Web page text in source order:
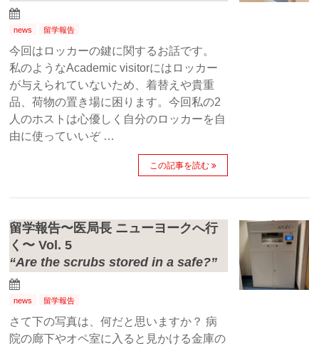
news 留学報告
今回はロッカーの鍵に関するお話です。
私のようなAcademic visitorにはロッカー
が与えられていないため、着替えや貴重
品、荷物の置き場に困ります。今回私の2
人のホストは心優しく自分のロッカーを自
由に使っていいぞ …
この記事を読む
留学報告〜医局長 ニューヨークへ行
く〜 Vol. 5
“Are the scrubs stored in a safe?”
news 留学報告
さて下の写真は、何だと思いますか？ 病
院の廊下やオペ室に入ると見かける金庫の